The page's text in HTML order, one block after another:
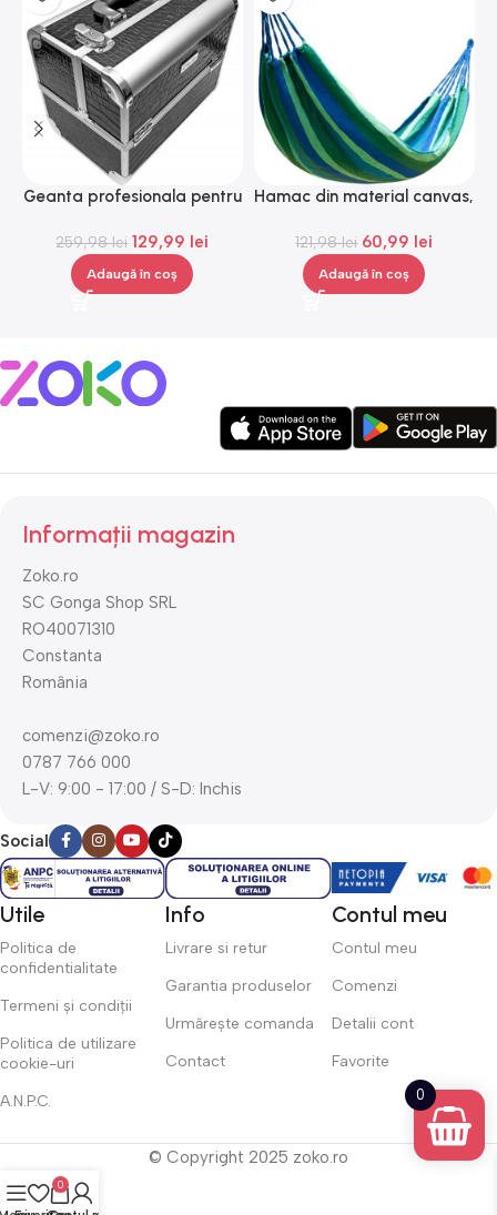
Geanta profesionala pentru
259,98lei 129,99 lei
Adaugă în coș
Hamac din material canvas,
121,98lei 60,99 lei
Adaugă în coș
Informații magazin
Zoko.ro
SC Gonga Shop SRL
RO40071310
Constanta
România
comenzi@zoko.ro
0787 766 000
L-V: 9:00 - 17:00 / S-D: Inchis
Social
Utile
Politica de
confidentialitate
Termeni și condiții
Politica de utilizare
cookie-uri
A.N.P.C.
Info
Livrare si retur
Garantia produselor
Urmărește comanda
Contact
Contul meu
Contul meu
Comenzi
Detalii cont
Favorite
© Copyright 2025 zoko.ro
0
0